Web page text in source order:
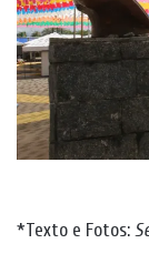
*Texto e Fotos: